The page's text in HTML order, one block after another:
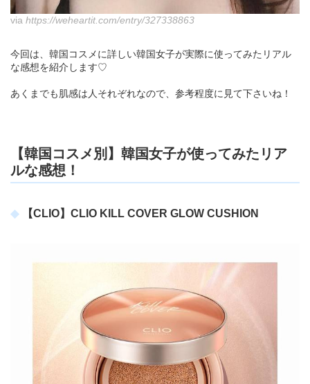
via https://weheartit.com/entry/327338863
今回は、韓国コスメに詳しい韓国女子が実際に使ってみたリアル
な感想を紹介します♡
あくまでも肌感は人それぞれなので、参考程度に見て下さいね！
【韓国コスメ別】韓国女子が使ってみたリア
ルな感想！
【CLIO】CLIO KILL COVER GLOW CUSHION